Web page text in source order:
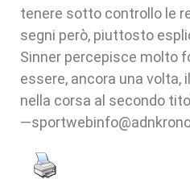
tenere sotto controllo le
segni però, piuttosto
Sinner percepisce molto
essere, ancora una volta,
nella corsa al secondo